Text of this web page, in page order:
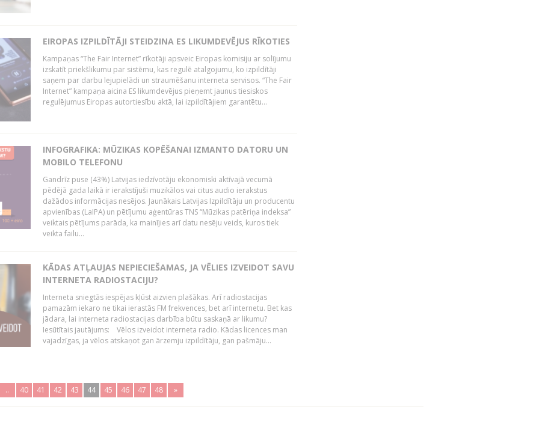
EIROPAS IZPILDĪTĀJI STEIDZINA ES LIKUMDEVĒJUS RĪKOTIES
Kampaņas “The Fair Internet” rīkotāji apsveic Eiropas komisiju ar solījumu
izskatīt priekšlikumu par sistēmu, kas regulē atalgojumu, ko izpildītāji
saņem par darbu lejupielādi un straumēšanu interneta servisos. “The Fair
Internet” kampaņa aicina ES likumdevējus pieņemt jaunus tiesiskos
regulējumus Eiropas autortiesību aktā, lai izpildītājiem garantētu...
INFOGRAFIKA: MŪZIKAS KOPĒŠANAI IZMANTO DATORU UN
MOBILO TELEFONU
Gandrīz puse (43%) Latvijas iedzīvotāju ekonomiski aktīvajā vecumā
pēdējā gada laikā ir ierakstījuši muzikālos vai citus audio ierakstus
dažādos informācijas nesējos. Jaunākais Latvijas Izpildītāju un producentu
apvienības (LaIPA) un pētījumu aģentūras TNS “Mūzikas patēriņa indeksa”
veiktais pētījums parāda, ka mainījies arī datu nesēju veids, kuros tiek
veikta failu...
KĀDAS ATĻAUJAS NEPIECIEŠAMAS, JA VĒLIES IZVEIDOT SAVU
INTERNETA RADIOSTACIJU?
Interneta sniegtās iespējas kļūst aizvien plašākas. Arī radiostacijas
pamazām iekaro ne tikai ierastās FM frekvences, bet arī internetu. Bet kas
jādara, lai interneta radiostacijas darbība būtu saskaņā ar likumu?
Iesūtītais jautājums: Vēlos izveidot interneta radio. Kādas licences man
vajadzīgas, ja vēlos atskaņot gan ārzemju izpildītāju, gan pašmāju...
.. 40 41 42 43 44 45 46 47 48 »